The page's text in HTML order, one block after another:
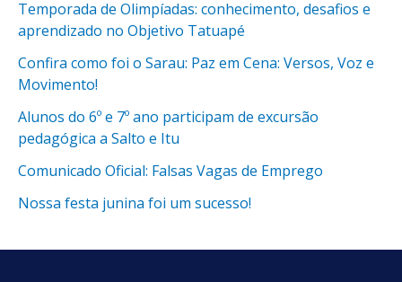
Temporada de Olimpíadas: conhecimento, desafios e
aprendizado no Objetivo Tatuapé
Confira como foi o Sarau: Paz em Cena: Versos, Voz e
Movimento!
Alunos do 6º e 7º ano participam de excursão
pedagógica a Salto e Itu
Comunicado Oficial: Falsas Vagas de Emprego
Nossa festa junina foi um sucesso!